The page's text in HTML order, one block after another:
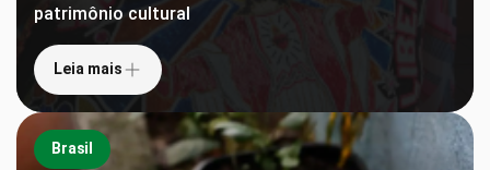
patrimônio cultural
Leia mais
Brasil